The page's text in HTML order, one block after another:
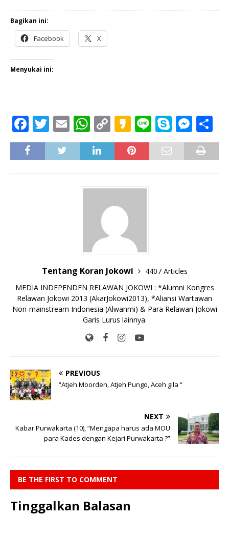
Bagikan ini:
Facebook X
Menyukai ini:
F
a
c
T
w
it
E
m
ai
W
h
at
A
C
o
p
Li
n
K
a
k
o
Li
n
e
S
k
y
M
e
ss
h
ar
Tentang Koran Jokowi
4407 Articles
MEDIA INDEPENDEN RELAWAN JOKOWI : *Alumni Kongres
Relawan Jokowi 2013 (AkarJokowi2013), *Aliansi Wartawan
Non-mainstream Indonesia (Alwanmi) & Para Relawan Jokowi
Garis Lurus lainnya.
PREVIOUS
“Atjeh Moorden, Atjeh Pungo, Aceh gila “
NEXT
Kabar Purwakarta (10), “Mengapa harus ada MOU
para Kades dengan Kejari Purwakarta ?”
BE THE FIRST TO COMMENT
Tinggalkan Balasan